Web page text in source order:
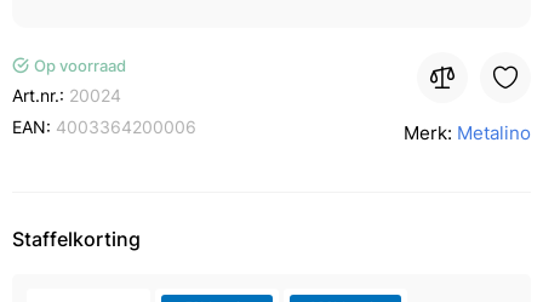
Op voorraad
Art.nr.: 20024
EAN: 4003364200006 Merk: Metalino
Staffelkorting